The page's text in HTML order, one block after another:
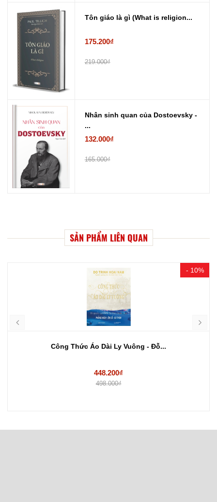
Tôn giáo là gì (What is religion...
175.200₫
219.000₫
Nhân sinh quan của Dostoevsky -
...
132.000₫
165.000₫
SẢN PHẨM LIÊN QUAN
- 10%
Công Thức Áo Dài Ly Vuông - Đỗ...
448.200₫
498.000₫